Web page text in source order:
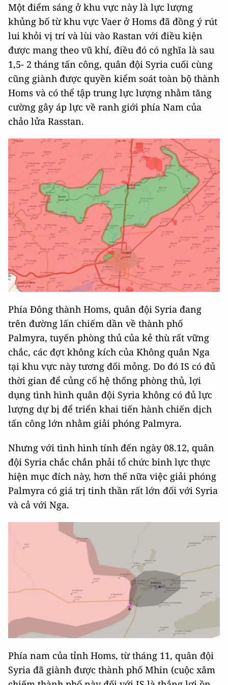
Một điểm sáng ở khu vực này là lực lượng
khủng bố từ khu vực Vaer ở Homs đã đồng ý rút
lui khỏi vị trí và lùi vào Rastan với điều kiện
được mang theo vũ khí, điều đó có nghĩa là sau
1,5- 2 tháng tấn công, quân đội Syria cuối cùng
cũng giành được quyền kiểm soát toàn bộ thành
Homs và có thể tập trung lực lượng nhằm tăng
cường gây áp lực về ranh giới phía Nam của
chảo lửa Rasstan.
Phía Đông thành Homs, quân đội Syria đang
trên đường lấn chiếm dần về thành phố
Palmyra, tuyến phòng thủ của kẻ thù rất vững
chắc, các đợt không kích của Không quân Nga
tại khu vực này tương đối mỏng. Do đó IS có đủ
thời gian để củng cố hệ thống phòng thủ, lợi
dụng tình hình quân đội Syria không có đủ lực
lượng dự bị để triển khai tiến hành chiến dịch
tấn công lớn nhằm giải phóng Palmyra.
Nhưng với tình hình tính đến ngày 08.12, quân
đội Syria chắc chắn phải tổ chức binh lực thực
hiện mục đích này, hơn thế nữa việc giải phóng
Palmyra có giá trị tinh thần rất lớn đối với Syria
và cả với Nga.
Phía nam của tỉnh Homs, từ tháng 11, quân đội
Syria đã giành được thành phố Mhin (cuộc xâm